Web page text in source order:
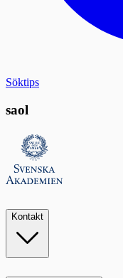
Söktips
saol
Kontakt